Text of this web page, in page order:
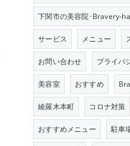
下関市の美容院･Bravery-
サービス メニュー
お問い合わせ プライバ
美容室 おすすめ
綾羅木本町 コロナ対策
おすすめメニュー 駐車